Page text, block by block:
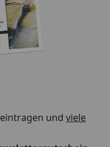
und viele